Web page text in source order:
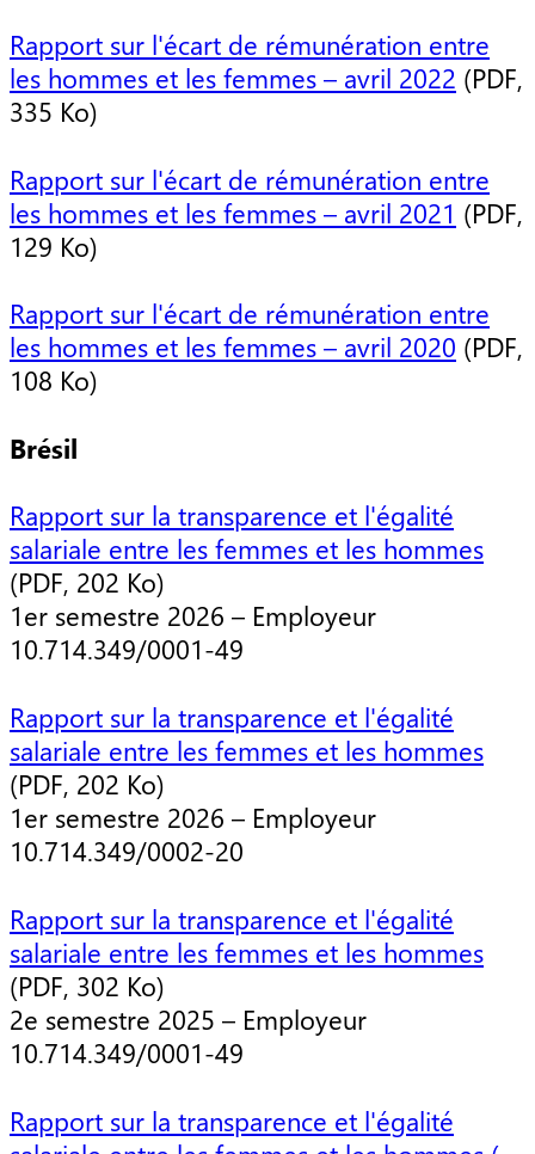
Rapport sur l'écart de rémunération entre
les hommes et les femmes – avril 2022 (PDF,
335 Ko)
Rapport sur l'écart de rémunération entre
les hommes et les femmes – avril 2021 (PDF,
129 Ko)
Rapport sur l'écart de rémunération entre
les hommes et les femmes – avril 2020 (PDF,
108 Ko)
Brésil
Rapport sur la transparence et l'égalité
salariale entre les femmes et les hommes
(PDF, 202 Ko)
1er semestre 2026 – Employeur
10.714.349/0001-49
Rapport sur la transparence et l'égalité
salariale entre les femmes et les hommes
(PDF, 202 Ko)
1er semestre 2026 – Employeur
10.714.349/0002-20
Rapport sur la transparence et l'égalité
salariale entre les femmes et les hommes
(PDF, 302 Ko)
2e semestre 2025 – Employeur
10.714.349/0001-49
Rapport sur la transparence et l'égalité